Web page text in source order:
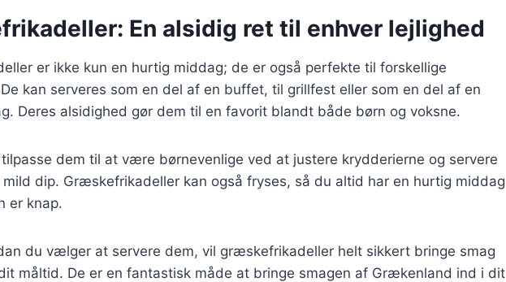
En alsidig ret til enhver lejlighed
er ikke kun en hurtig middag; de er også perfekte til forskellige
kan serveres som en del af en buffet, til grillfest eller som en del af en
Deres alsidighed gør dem til en favorit blandt både børn og voksne.
tilpasse dem til at være børnevenlige ved at justere krydderierne og servere
dip. Græskefrikadeller kan også fryses, så du altid har en hurtig middag
er knap.
du vælger at servere dem, vil græskefrikadeller helt sikkert bringe smag
måltid. De er en fantastisk måde at bringe smagen af Grækenland ind i dit